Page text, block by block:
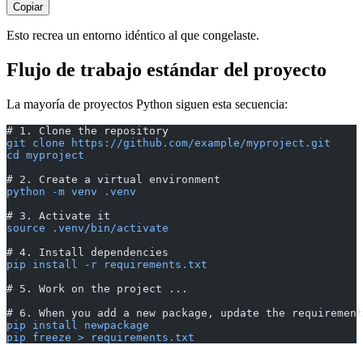
Copiar
Esto recrea un entorno idéntico al que congelaste.
Flujo de trabajo estándar del proyecto
La mayoría de proyectos Python siguen esta secuencia:
# 1. Clone the repository
git clone https://github.com/example/myproject.git
cd myproject
# 2. Create a virtual environment
python -m venv .venv
# 3. Activate it
source .venv/bin/activate
# 4. Install dependencies
pip install -r requirements.txt
# 5. Work on the project ...
# 6. When you add a new package, update the
pip install newpackage
pip freeze > requirements.txt